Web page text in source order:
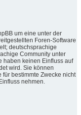
um eine unter der
Foren-Software
deutschsprachige
Community unter
haben keinen Einfluss auf
wird. Sie können
bestimmte Zwecke nicht
nehmen.